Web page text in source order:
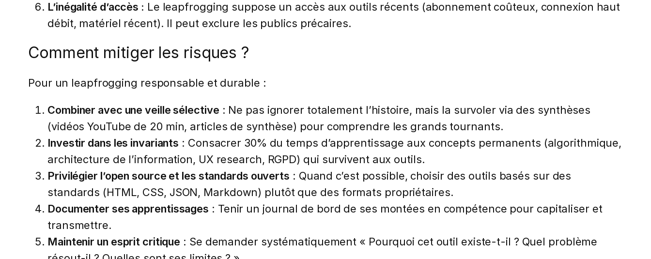
L’inégalité d’accès : Le leapfrogging suppose un accès aux outils récents (abonnement coûteux, connexion haut
débit, matériel récent). Il peut exclure les publics précaires.
Comment mitiger les risques ?
Pour un leapfrogging responsable et durable :
Combiner avec une veille sélective : Ne pas ignorer totalement l’histoire, mais la survoler via des synthèses
(vidéos YouTube de 20 min, articles de synthèse) pour comprendre les grands tournants.
Investir dans les invariants : Consacrer 30% du temps d’apprentissage aux concepts permanents (algorithmique,
architecture de l’information, UX research, RGPD) qui survivent aux outils.
Privilégier l’open source et les standards ouverts : Quand c’est possible, choisir des outils basés sur des
standards (HTML, CSS, JSON, Markdown) plutôt que des formats propriétaires.
Documenter ses apprentissages : Tenir un journal de bord de ses montées en compétence pour capitaliser et
transmettre.
Maintenir un esprit critique : Se demander systématiquement « Pourquoi cet outil existe-t-il ? Quel problème